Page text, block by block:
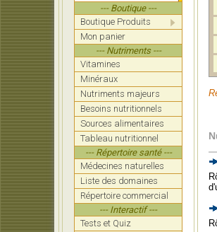
--- Boutique ---
Boutique Produits
Mon panier
--- Nutriments ---
Vitamines
Minéraux
Nutriments majeurs
Besoins nutritionnels
Sources alimentaires
Tableau nutritionnel
--- Répertoire santé ---
Médecines naturelles
Liste des domaines
Répertoire commercial
--- Interactif ---
Tests et Quiz